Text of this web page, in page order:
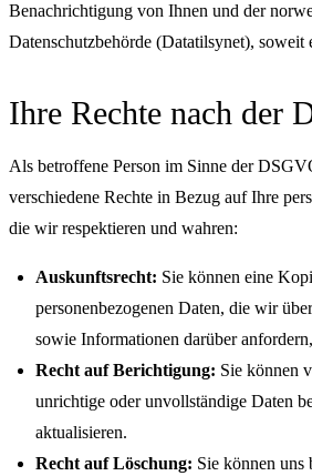
Benachrichtigung von Ihnen und der
Datenschutzbehörde (Datatilsynet), soweit
Ihre Rechte nach der
Als betroffene Person im Sinne der
verschiedene Rechte in Bezug auf Ihre
die wir respektieren und wahren:
Auskunftsrecht: Sie können eine
personenbezogenen Daten, die wir
sowie Informationen darüber
Recht auf Berichtigung: Sie können
unrichtige oder unvollständige Daten
aktualisieren.
Recht auf Löschung: Sie können uns